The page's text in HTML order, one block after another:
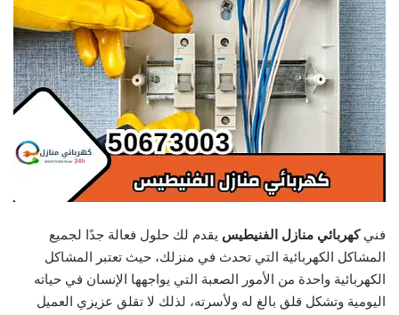
فنيكهربائي منازل الفنيطيس يقدم لك حلول فعالة جدًا لجميع
المشاكل الكهربائية التي تحدث في منزلك، حيث تعتبر المشاكل
الكهربائية واحدة من الأمور الصعبة التي يواجهها الإنسان في حياته
اليومية وتشكل قلق بالغ له ولأسرته، لذلك لا تقلق عزيزي العميل